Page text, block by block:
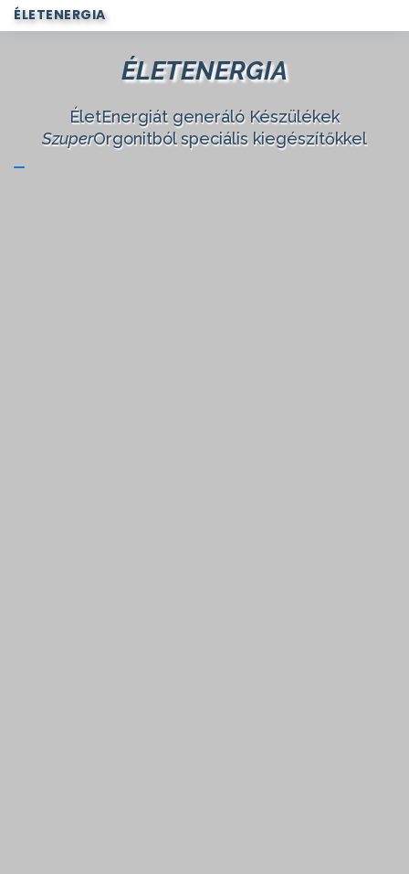
ÉLETENERGIA
ÉLETENERGIA
ÉletEnergiát generáló Készülékek
SzuperOrgonitból speciális kiegészítőkkel